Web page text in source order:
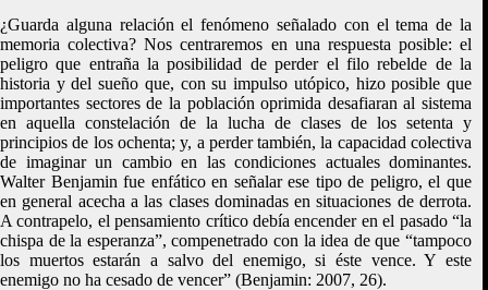
¿Guarda alguna relación el fenómeno señalado con el tema de la
memoria colectiva? Nos centraremos en una respuesta posible: el
peligro que entraña la posibilidad de perder el filo rebelde de la
historia y del sueño que, con su impulso utópico, hizo posible que
importantes sectores de la población oprimida desafiaran al sistema
en aquella constelación de la lucha de clases de los setenta y
principios de los ochenta; y, a perder también, la capacidad colectiva
de imaginar un cambio en las condiciones actuales dominantes.
Walter Benjamin fue enfático en señalar ese tipo de peligro, el que
en general acecha a las clases dominadas en situaciones de derrota.
A contrapelo, el pensamiento crítico debía encender en el pasado “la
chispa de la esperanza”, compenetrado con la idea de que “tampoco
los muertos estarán a salvo del enemigo, si éste vence. Y este
enemigo no ha cesado de vencer” (Benjamin: 2007, 26).